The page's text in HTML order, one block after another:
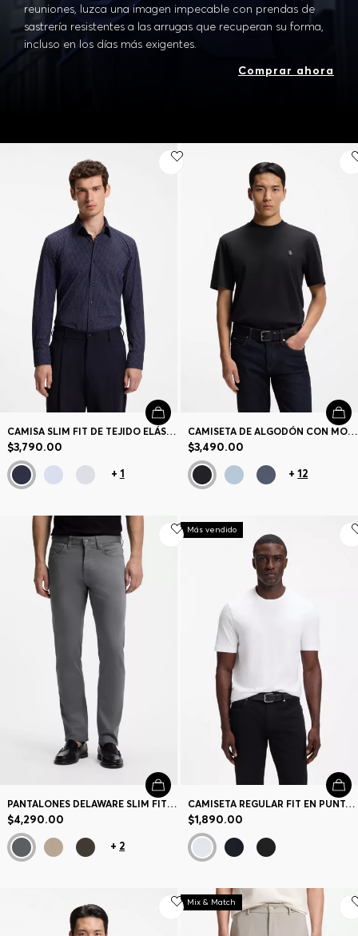
reuniones, luzca una imagen impecable con prendas de
sastrería resistentes a las arrugas que recuperan su forma,
incluso en los días más exigentes.
Comprar ahora
CAMISA SLIM FIT DE TEJIDO ELÁSTICO TÉCNICO ESTAMPADO
$3,790.00
+ 1
CAMISETA DE ALGODÓN CON MONOGRAMA DOUBLE B
$3,490.00
+12
PANTALONES DELAWARE SLIM FIT EN SARGA ANTIDECOLORACIÓN
$4,290.00
+ 2
Más vendido
CAMISETA REGULAR FIT EN PUNTO DE ALGODÓN
$1,890.00
Mix & Match